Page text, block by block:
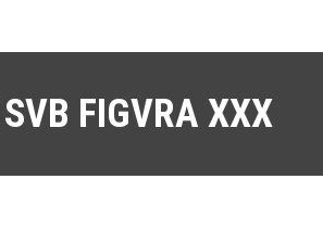
FIGVRA XXX